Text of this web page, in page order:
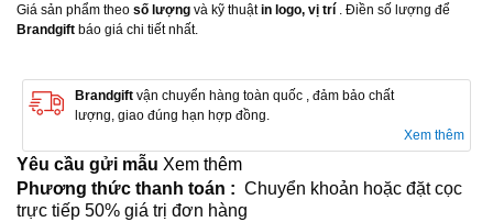
Giá sản phẩm theo số lượng và kỹ thuậtin logo, vị trí . Điền số lượng để
Brandgift báo giá chi tiết nhất.
Brandgift vận chuyển hàng toàn quốc , đảm bảo chất
lượng, giao đúng hạn hợp đồng.
Xem thêm
Yêu cầu gửi mẫu Xem thêm
Phương thức thanh toán : Chuyển khoản hoặc đặt cọc
trực tiếp 50% giá trị đơn hàng